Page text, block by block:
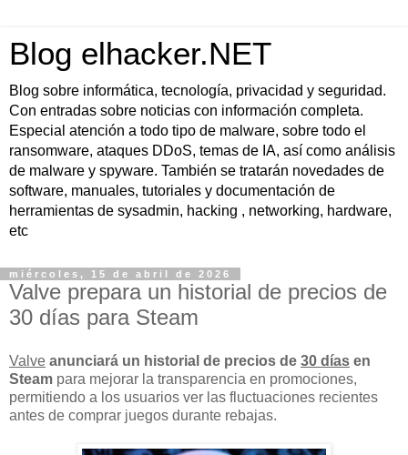
Blog elhacker.NET
Blog sobre informática, tecnología, privacidad y seguridad.
Con entradas sobre noticias con información completa.
Especial atención a todo tipo de malware, sobre todo el
ransomware, ataques DDoS, temas de IA, así como análisis
de malware y spyware. También se tratarán novedades de
software, manuales, tutoriales y documentación de
herramientas de sysadmin, hacking , networking, hardware,
etc
miércoles, 15 de abril de 2026
Valve prepara un historial de precios de
30 días para Steam
Valve anunciará un historial de precios de 30 días en
Steam para mejorar la transparencia en promociones,
permitiendo a los usuarios ver las fluctuaciones recientes
antes de comprar juegos durante rebajas.